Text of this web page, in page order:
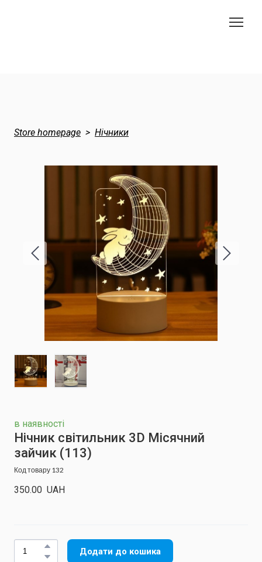
Store homepage Нічники
в наявності
Нічник світильник 3D Місячний
зайчик (113)
Код товару 132
350.00  UAH
Додати до кошика